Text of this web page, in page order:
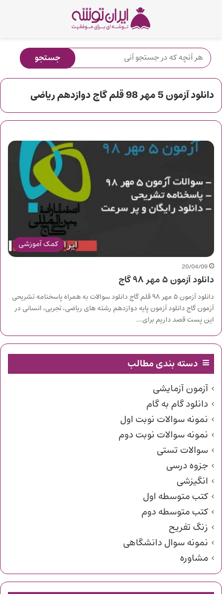
دانلود آزمون 5 مهر 98 قلم گاج دوازدهم ریاضی
کمک آموزشی
20/04/09
دانلود آزمون ۵ مهر ۹۸ گاج
دانلود آزمون ۵ مهر ۹۸ قلم گاج دانلود سوالات به همراه پاسخنامه تشریحی
آزمون گاج دانلود آزمون پایه دوازدهم رشته های ریاضی، تجربی، انسانی در
این پست قصد داریم برای…
دسته بندی مطالب
آزمون آزمایشی
دانلود گام به گام
نمونه سوالات نوبت اول
نمونه سوالات نوبت دوم
سوالات تستی
جزوه درسی
انگیزشی
کتب متوسطه اول
کتب متوسطه دوم
زنگ تفریح
نمونه سوال دانشگاهی
مشاوره